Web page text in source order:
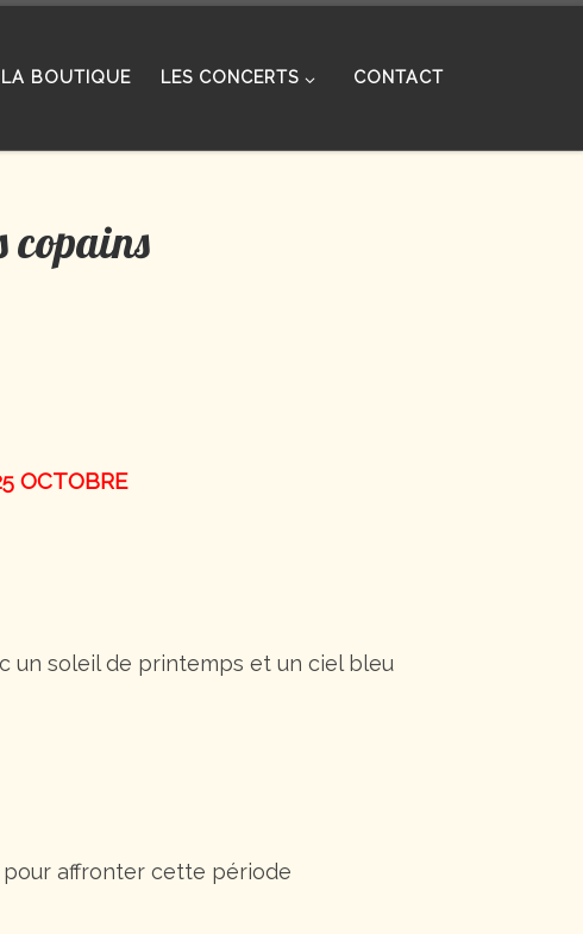
LA BOUTIQUE LES CONCERTS CONTACT
copains
OCTOBRE
un soleil de printemps et un ciel bleu
pour affronter cette période